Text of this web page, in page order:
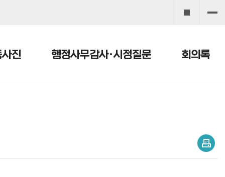
진 행정사무감사·시정질문 회의록